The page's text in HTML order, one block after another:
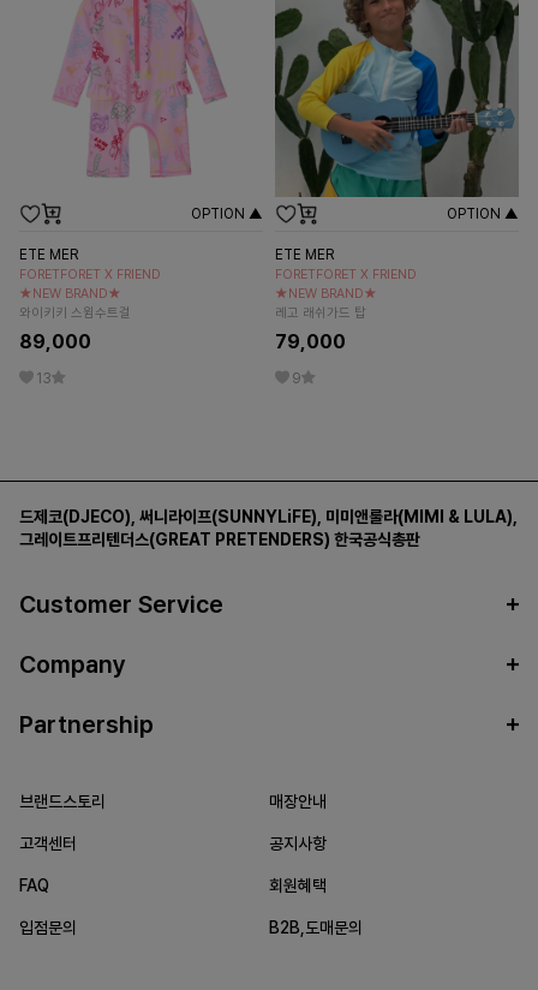
OPTION ▲
ETE MER
FORETFORET X FRIEND
★NEW BRAND★
와이키키 스윔수트걸
89,000
13
OPTION ▲
ETE MER
FORETFORET X FRIEND
★NEW BRAND★
레고 래쉬가드 탑
79,000
9
드제코(DJECO), 써니라이프(SUNNYLiFE), 미미앤룰라(MIMI & LULA),
그레이트프리텐더스(GREAT PRETENDERS) 한국공식총판
Customer Service
Company
Partnership
브랜드스토리 매장안내
고객센터 공지사항
FAQ 회원혜택
입점문의 B2B,도매문의